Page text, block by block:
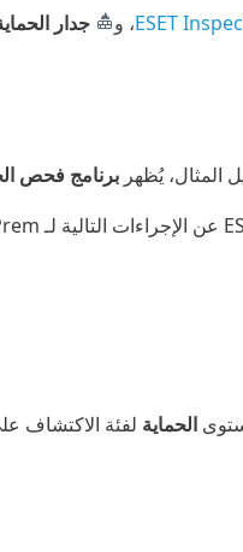
ESET، و جدار
يُظهر برنامج فحص
الحماية لفئة